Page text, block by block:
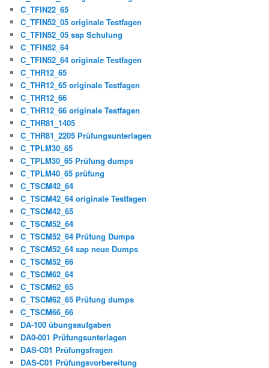
C_TFIN22_65
C_TFIN52_05 originale Testfagen
C_TFIN52_05 sap Schulung
C_TFIN52_64
C_TFIN52_64 originale Testfagen
C_THR12_65
C_THR12_65 originale Testfagen
C_THR12_66
C_THR12_66 originale Testfagen
C_THR81_1405
C_THR81_2205 Prüfungsunterlagen
C_TPLM30_65
C_TPLM30_65 Prüfung dumps
C_TPLM40_65 prüfung
C_TSCM42_64
C_TSCM42_64 originale Testfagen
C_TSCM42_65
C_TSCM52_64
C_TSCM52_64 Prüfung Dumps
C_TSCM52_64 sap neue Dumps
C_TSCM52_66
C_TSCM62_64
C_TSCM62_65
C_TSCM62_65 Prüfung dumps
C_TSCM66_66
DA-100 übungsaufgaben
DA0-001 Prüfungsunterlagen
DAS-C01 Prüfungsfragen
DAS-C01 Prüfungsvorbereitung